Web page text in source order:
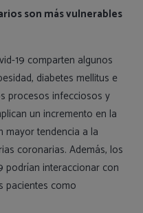
son más vulnerables
19 comparten algunos
diabetes mellitus e
procesos infecciosos y
un incremento en la
mayor tendencia a la
coronarias. Además, los
podrían interaccionar con
pacientes como